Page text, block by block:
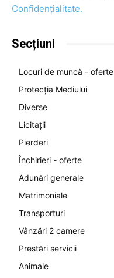
Confidențialitate.
Secțiuni
Locuri de muncă - oferte
Protecția Mediului
Diverse
Licitații
Pierderi
Închirieri - oferte
Adunări generale
Matrimoniale
Transporturi
Vânzări 2 camere
Prestări servicii
Animale